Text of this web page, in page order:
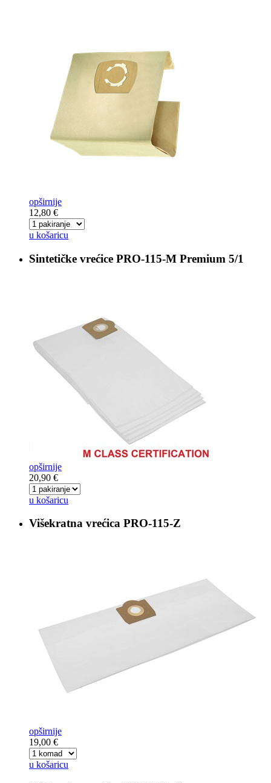
opširnije
12,80 €
u košaricu
Sintetičke vrećice PRO-115-M Premium 5/1
opširnije
20,90 €
u košaricu
Višekratna vrećica PRO-115-Z
opširnije
19,00 €
u košaricu